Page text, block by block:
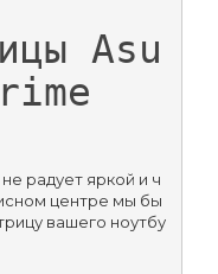
Asu
радует яркой и ч
центре мы бы
вашего ноутбу